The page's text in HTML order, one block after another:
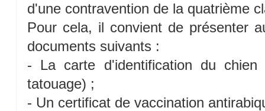
d'une contravention de la quatrième
Pour cela, il convient de présenter
documents suivants :
- La carte d'identification du
tatouage) ;
- Un certificat de vaccination